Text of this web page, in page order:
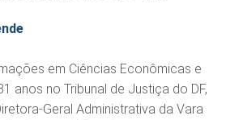
em Ciências Econômicas e
anos no Tribunal de Justiça do DF,
Geral Administrativa da Vara